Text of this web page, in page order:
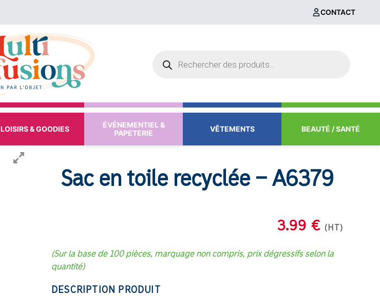
CONTACT
produits
LOISIRS & GOODIES
ÉVÉNEMENTIEL &
PAPETERIE
VÊTEMENTS BEAUTÉ / SANTÉ
Sac en toile recyclée – A6379
3.99 € (HT)
(Sur la base de 100 pièces, marquage non compris, prix dégressifs selon la
quantité)
DESCRIPTION PRODUIT